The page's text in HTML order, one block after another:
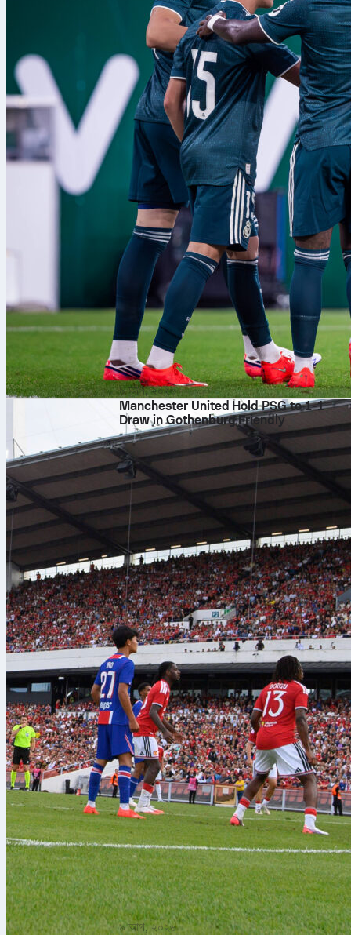
৯ আগ, ২০২৬
Manchester United Hold PSG to 1-1
Draw in Gothenburg Friendly
৯ আগ, ২০২৬